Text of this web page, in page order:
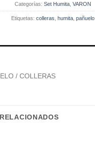
Categorías: Set Humita, VARON
Etiquetas: colleras humita, pañuelo
/ COLLERAS